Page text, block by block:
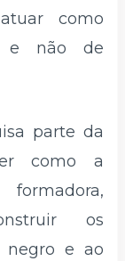
como
e não de
parte da
como a
os
negro e ao